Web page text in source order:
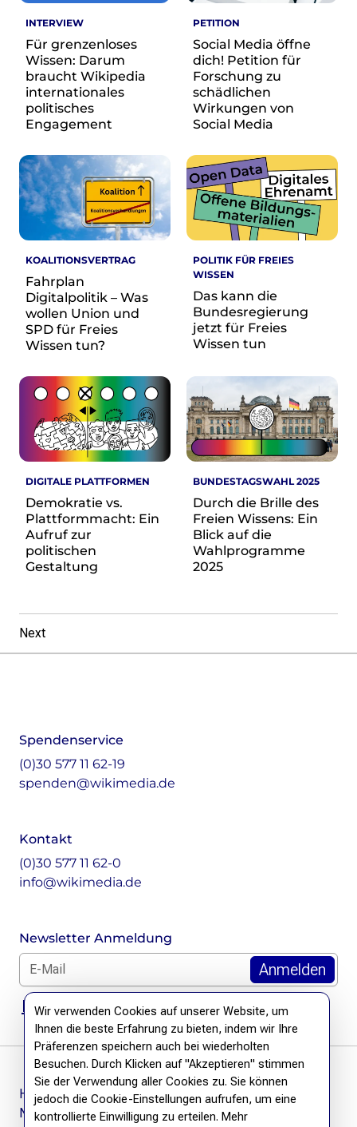
INTERVIEW
Für grenzenloses
Wissen: Darum
braucht Wikipedia
internationales
politisches
Engagement
PETITION
Social Media öffne
dich! Petition für
Forschung zu
schädlichen
Wirkungen von
Social Media
KOALITIONSVERTRAG
Fahrplan
Digitalpolitik – Was
wollen Union und
SPD für Freies
Wissen tun?
POLITIK FÜR FREIES
WISSEN
Das kann die
Bundesregierung
jetzt für Freies
Wissen tun
DIGITALE PLATTFORMEN
Demokratie vs.
Plattformmacht: Ein
Aufruf zur
politischen
Gestaltung
BUNDESTAGSWAHL 2025
Durch die Brille des
Freien Wissens: Ein
Blick auf die
Wahlprogramme
2025
Next
Spendenservice
(0)30 577 11 62-19
spenden@wikimedia.de
Kontakt
(0)30 577 11 62-0
info@wikimedia.de
Newsletter Anmeldung
E-Mail für Newsletter *
DSGVO Hinweis
Häufige Fragen
Newsletter
Wir verwenden Cookies auf unserer Website, um
Ihnen die beste Erfahrung zu bieten, indem wir Ihre
Präferenzen speichern auch bei wiederholten
Besuchen. Durch Klicken auf "Akzeptieren" stimmen
Sie der Verwendung aller Cookies zu. Sie können
jedoch die Cookie-Einstellungen aufrufen, um eine
kontrollierte Einwilligung zu erteilen. Mehr